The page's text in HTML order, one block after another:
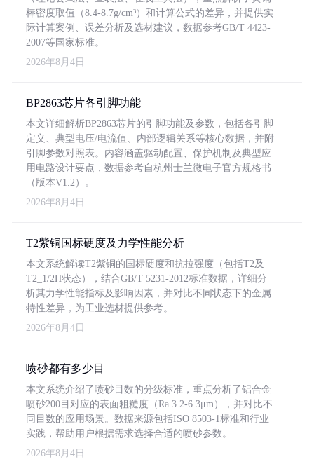
棒密度取值（8.4-8.7g/cm³）和计算公式的差异，并提供实
际计算案例、误差分析及选材建议，数据参考GB/T 4423-
2007等国家标准。
2026年8月4日
BP2863芯片各引脚功能
本文详细解析BP2863芯片的引脚功能及参数，包括各引脚
定义、典型电压/电流值、内部逻辑关系等核心数据，并附
引脚参数对照表。内容涵盖驱动配置、保护机制及典型应
用电路设计要点，数据参考自杭州士兰微电子官方规格书
（版本V1.2）。
2026年8月4日
T2紫铜国标硬度及力学性能分析
本文系统解读T2紫铜的国标硬度和抗拉强度（包括T2及
T2_1/2H状态），结合GB/T 5231-2012标准数据，详细分
析其力学性能指标及影响因素，并对比不同状态下的金属
特性差异，为工业选材提供参考。
2026年8月4日
喷砂都有多少目
本文系统介绍了喷砂目数的分级标准，重点分析了铝合金
喷砂200目对应的表面粗糙度（Ra 3.2-6.3μm），并对比不
同目数的应用场景。数据来源包括ISO 8503-1标准和行业
实践，帮助用户根据需求选择合适的喷砂参数。
2026年8月4日